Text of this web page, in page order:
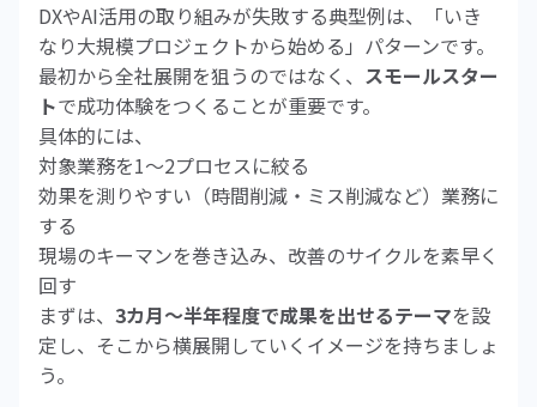
DXやAI活用の取り組みが失敗する典型例は、「いき
なり大規模プロジェクトから始める」パターンです。
最初から全社展開を狙うのではなく、 スモールスター
トで成功体験をつくることが重要です。
具体的には、
対象業務を1〜2プロセスに絞る
効果を測りやすい（時間削減・ミス削減など）業務に
する
現場のキーマンを巻き込み、改善のサイクルを素早く
回す
まずは、 3カ月〜半年程度で成果を出せるテーマを設
定し、そこから横展開していくイメージを持ちましょ
う。